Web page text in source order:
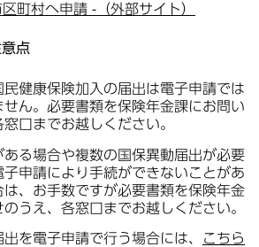
町村へ申請 -（外部サイト）
点
健康保険加入の届出は電子申請では
ん。必要書類を保険年金課にお問い
口までお越しください。
ある場合や複数の国保異動届出が必要
子申請により手続ができないことがあ
は、お手数ですが必要書類を保険年金
うえ、各窓口までお越しください。
を電子申請で行う場合には、
こちら